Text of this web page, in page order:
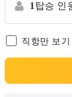
1 탑승 인
직항만 보기